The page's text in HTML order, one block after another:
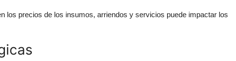
los precios de los insumos, arriendos y servicios puede impactar los